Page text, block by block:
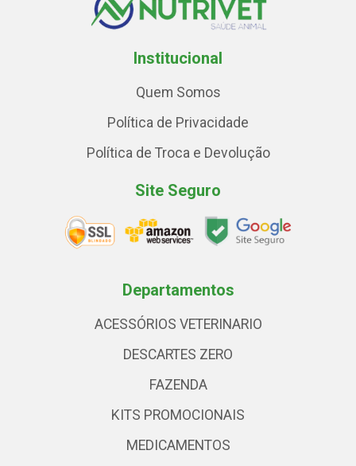
Institucional
Quem Somos
Política de Privacidade
Política de Troca e Devolução
Site Seguro
Departamentos
ACESSÓRIOS VETERINARIO
DESCARTES ZERO
FAZENDA
KITS PROMOCIONAIS
MEDICAMENTOS